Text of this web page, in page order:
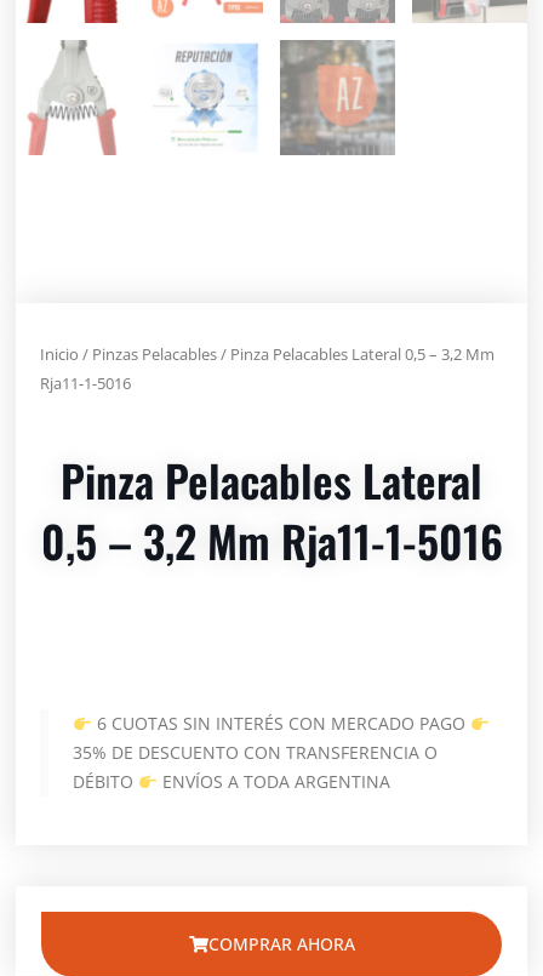
Inicio / Pinzas Pelacables/ Pinza Pelacables Lateral 0,5 – 3,2 Mm
Rja11-1-5016
Pinza Pelacables Lateral
0,5 – 3,2 Mm Rja11-1-5016
6 CUOTAS SIN INTERÉS CON MERCADO PAGO
35% DE DESCUENTO CON TRANSFERENCIA O
DÉBITO
ENVÍOS A TODA ARGENTINA
COMPRAR AHORA